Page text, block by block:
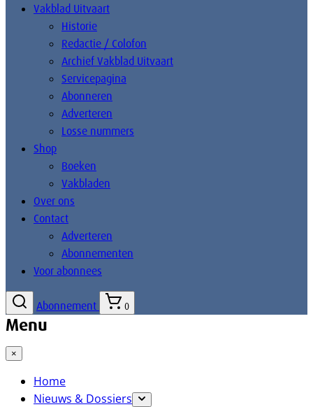
Vakblad Uitvaart
Historie
Redactie / Colofon
Archief Vakblad Uitvaart
Servicepagina
Abonneren
Adverteren
Losse nummers
Shop
Boeken
Vakbladen
Over ons
Contact
Adverteren
Abonnementen
Voor abonnees
Abonnement 0
Menu
×
Home
Nieuws & Dossiers